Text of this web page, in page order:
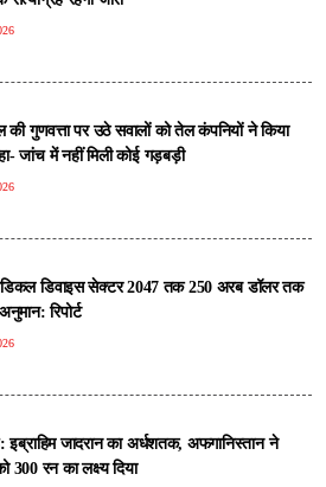
की गुणवत्ता पर उठे सवालों को तेल कंपनियों ने किया
जांच में नहीं मिली कोई गड़बड़ी
डिवाइस सेक्टर 2047 तक 250 अरब डॉलर तक
रिपोर्ट
इब्राहिम जादरान का अर्धशतक, अफगानिस्तान ने
रन का लक्ष्य दिया